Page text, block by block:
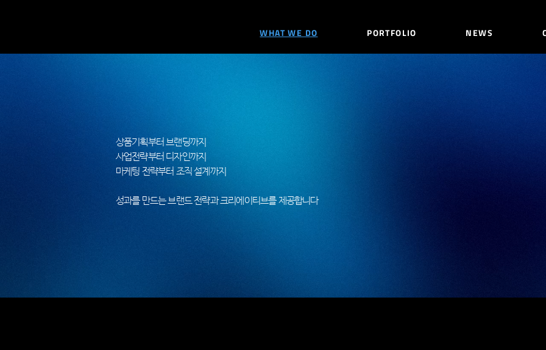
WHAT WE DO PORTFOLIO NEWS
상품기획부터 브랜딩까지
사업전략부터 디자인까지
​마케팅 전략부터 조직 설계까지
​성과를 만드는 브랜드 전략과 크리에이티브를 제공합니다